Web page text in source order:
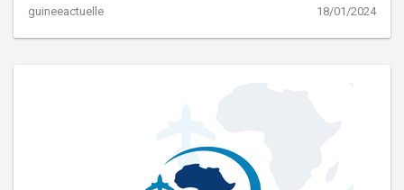
guineeactuelle 18/01/2024